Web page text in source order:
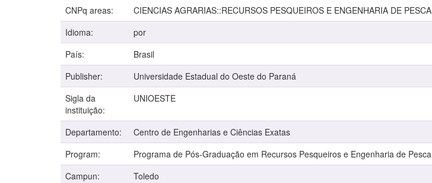
CNPq areas:
CIENCIAS AGRARIAS::RECURSOS PESQUEIROS E ENGENHARIA DE PESCA
Idioma:
por
País:
Brasil
Publisher:
Universidade Estadual do Oeste do Paraná
Sigla da
instituição:
UNIOESTE
Departamento:
Centro de Engenharias e Ciências Exatas
Program:
Programa de Pós-Graduação em Recursos Pesqueiros e Engenharia de Pesca
Campun:
Toledo